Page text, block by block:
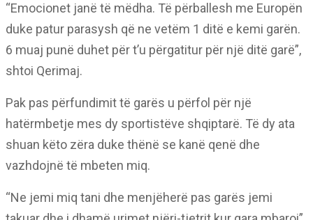
“Emocionet janë të mëdha. Të përballesh me Europën
duke patur parasysh që ne vetëm 1 ditë e kemi garën.
6 muaj punë duhet për t’u përgatitur për një ditë garë”,
shtoi Qerimaj.
Pak pas përfundimit të garës u përfol për një
hatërmbetje mes dy sportistëve shqiptarë. Të dy ata
shuan këto zëra duke thënë se kanë qenë dhe
vazhdojnë të mbeten miq.
“Ne jemi miq tani dhe menjëherë pas garës jemi